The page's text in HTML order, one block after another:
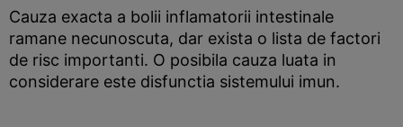
Cauza exacta a bolii inflamatorii intestinale
ramane necunoscuta, dar exista o lista de factori
de risc importanti. O posibila cauza luata in
considerare este disfunctia sistemului imun.